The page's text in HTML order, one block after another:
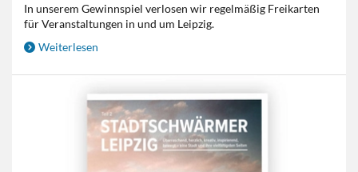
In unserem Gewinnspiel verlosen wir regelmäßig Freikarten
für Veranstaltungen in und um Leipzig.
Weiterlesen